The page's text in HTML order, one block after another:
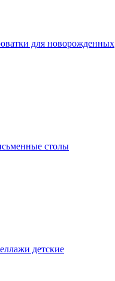
для новорожденных
столы
детские